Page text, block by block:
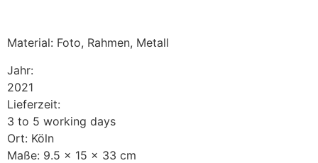
Material: Foto, Rahmen, Metall
Jahr:
2021
Lieferzeit:
3 to 5 working days
Ort: Köln
Maße: 9.5 × 15 × 33 cm